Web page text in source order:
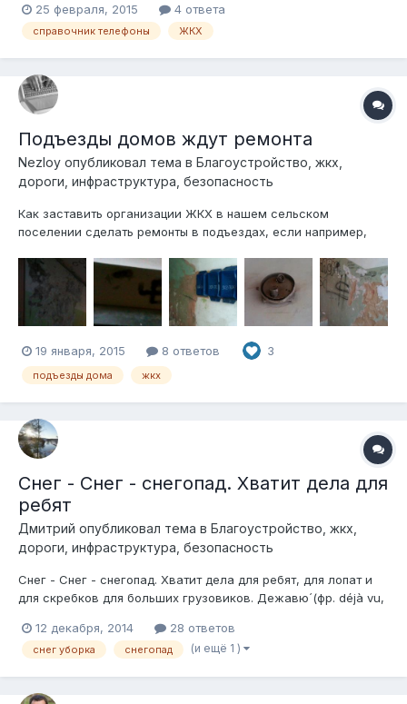
Справочная информация по обращениям граждан и
входящим документам: +7 495 249-12-90 Оперативный
25 февраля, 2015 4 ответа
справочник телефоны ЖКХ
Подъезды домов ждут ремонта
Nezloy опубликовал тема в Благоустройство, жкх,
дороги, инфраструктура, безопасность
Как заставить организации ЖКХ в нашем сельском
поселении сделать ремонты в подъездах, если например,
МУП «Павло-Слободское РЭП ЖКХ, царит такая разруха. См.
фото ниже. Стены в подъезде ободраны, исписаны, нет
освещения, почтовые ящики сломан...
19 января, 2015 8 ответов 3
подъезды дома жкх
Снег - Снег - снегопад. Хватит дела для
ребят
Дмитрий опубликовал тема в Благоустройство, жкх,
дороги, инфраструктура, безопасность
Снег - Снег - снегопад. Хватит дела для ребят, для лопат и
для скребков для больших грузовиков. Дежавю́ (фр. déjà vu,
человек ощущает, что он когда-то уже был в подобной
ситуации. Зима 2013 года....сотрудники территориального
12 декабря, 2014 28 ответов
снег уборка снегопад (и ещё 1 )